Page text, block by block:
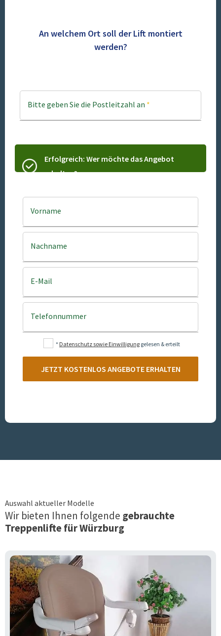
An welchem Ort soll der Lift montiert
werden?
Bitte geben Sie die Postleitzahl an *
Erfolgreich: Wer möchte das Angebot
erhalten?
Vorname
Nachname
E-Mail
Telefonnummer
* Datenschutz sowie Einwilligung gelesen & erteilt
JETZT KOSTENLOS ANGEBOTE ERHALTEN
Auswahl aktueller Modelle
Wir bieten Ihnen folgende gebrauchte
Treppenlifte fürWürzburg